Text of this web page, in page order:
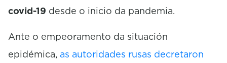
covid-19 desde o inicio da pandemia.
Ante o empeoramento da situación
epidémica, as autoridades rusas decretaron